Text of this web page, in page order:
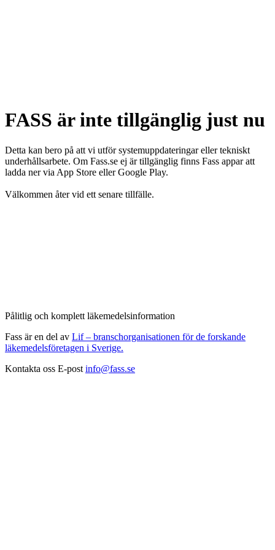
FASS är inte tillgänglig just nu
Detta kan bero på att vi utför systemuppdateringar eller tekniskt
underhållsarbete. Om Fass.se ej är tillgänglig finns Fass appar att
ladda ner via App Store eller Google Play.
Välkommen åter vid ett senare tillfälle.
Pålitlig och komplett läkemedelsinformation
Fass är en del av Lif – branschorganisationen för de forskande
läkemedelsföretagen i Sverige.
Kontakta oss E-post info@fass.se